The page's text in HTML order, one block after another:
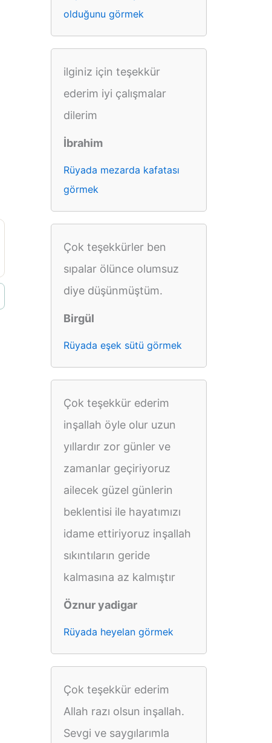
olduğunu görmek
ilginiz için teşekkür
ederim iyi çalışmalar
dilerim
İbrahim
Rüyada mezarda kafatası
görmek
Çok teşekkürler ben
sıpalar ölünce olumsuz
diye düşünmüştüm.
Birgül
Rüyada eşek sütü görmek
Çok teşekkür ederim
inşallah öyle olur uzun
yıllardır zor günler ve
zamanlar geçiriyoruz
ailecek güzel günlerin
beklentisi ile hayatımızı
idame ettiriyoruz inşallah
sıkıntıların geride
kalmasına az kalmıştır
Öznur yadigar
Rüyada heyelan görmek
Çok teşekkür ederim
Allah razı olsun inşallah.
Sevgi ve saygılarımla